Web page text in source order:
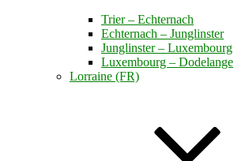
Trier – Echternach
Echternach – Junglinster
Junglinster – Luxembourg
Luxembourg – Dodelange
Lorraine (FR)